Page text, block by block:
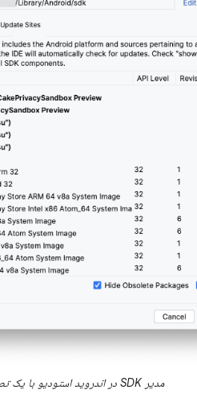
مدیر SDK در اندروید استودیو با یک تصویر سیستم عمومی انتخاب شده.